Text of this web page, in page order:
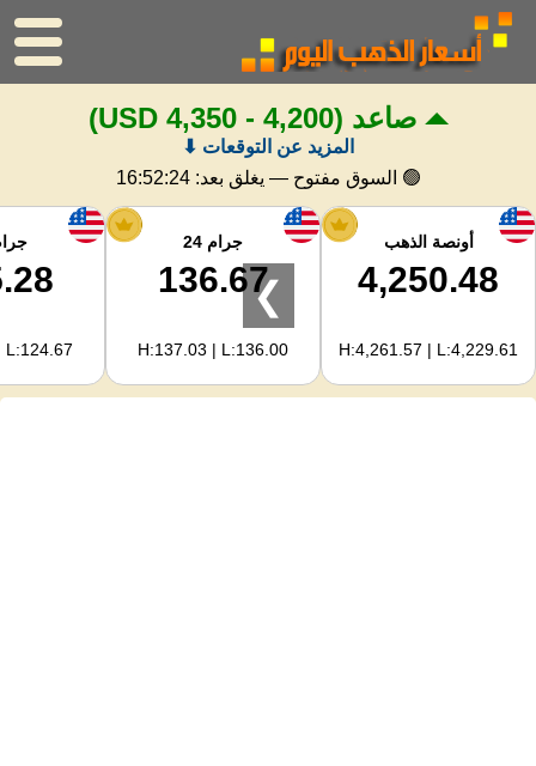
الرئيسية
سعر الذهب
اسعار الفضه
حاسبة الذهب
لمشرفي المواقع
صاعد (4,200 - 4,350 USD)
المزيد عن التوقعات ⬇
🟢 السوق مفتوح — يغلق بعد: 16:52:23
أونصة الذهب
4,250.48
H:4,261.57 | L:4,229.61
جرام 24
136.67
H:137.03 | L:136.00
L:124.67
❯